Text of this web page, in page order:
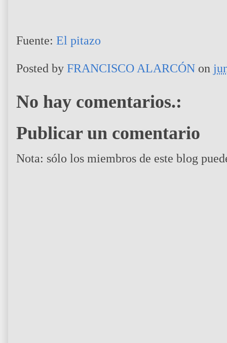
Fuente: El pitazo
Posted by FRANCISCO ALARCÓN on
No hay comentarios.:
Publicar un comentario
Nota: sólo los miembros de este blog